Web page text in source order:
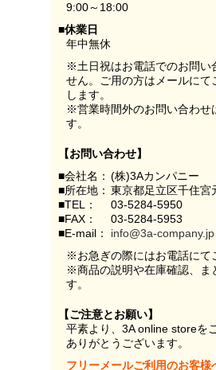
9:00～18:00
■休業日
年中無休
※土日祝はお電話でのお問い
せん。ご用の方はメールに
します。
※営業時間外のお問い合わせ
す。
【お問い合わせ】
■会社名： (株)3Aカンパニー
■所在地： 東京都足立区千住
■TEL：
03-5284-5950
■FAX：
03-5284-5953
■E-mail：
info@3a-company.jp
※お急ぎの際にはお電話にて
※商品の説明や在庫確認、ま
す。
【ご注意とお願い】
平素より、3A online storeを
ありがとうございます。
フリーメールご利用のお客様